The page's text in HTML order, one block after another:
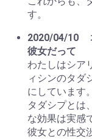
す。
2020/04/10
彼女だって
わたしはシア
ィシンのタダ
にしています。
タダシプとは
な効果は実感
彼女との性交